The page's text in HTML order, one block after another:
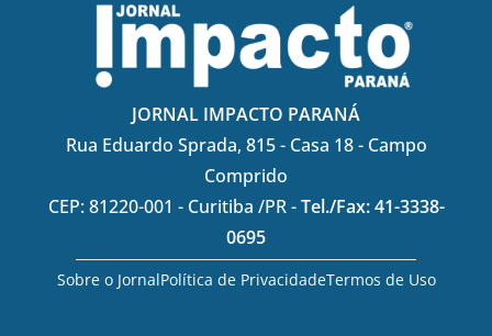
JORNAL IMPACTO PARANÁ
Rua Eduardo Sprada, 815 - Casa 18 - Campo
Comprido
CEP: 81220-001 - Curitiba /PR -Tel./Fax: 41-3338-
0695
Sobre o JornalPolítica de PrivacidadeTermos de Uso